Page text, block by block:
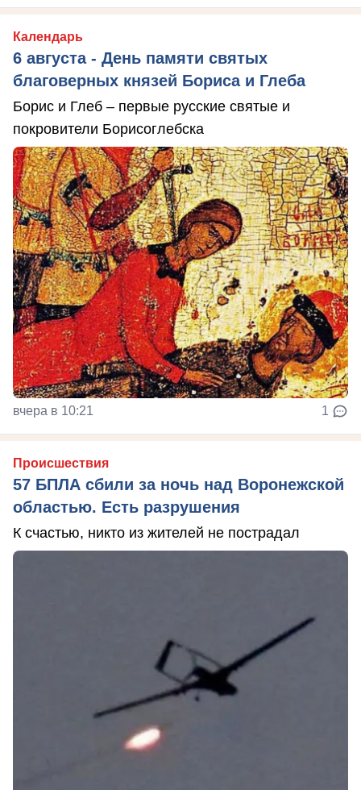
Календарь
6 августа - День памяти святых
благоверных князей Бориса и Глеба
Борис и Глеб – первые русские святые и
покровители Борисоглебска
вчера в 10:21 1
Происшествия
57 БПЛА сбили за ночь над Воронежской
областью. Есть разрушения
К счастью, никто из жителей не пострадал